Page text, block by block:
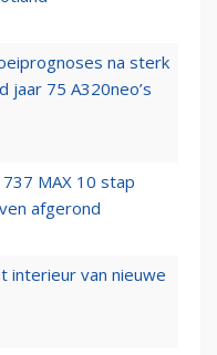
na sterk
jaar 75 A320neo’s
MAX 10 stap
afgerond
interieur van nieuwe